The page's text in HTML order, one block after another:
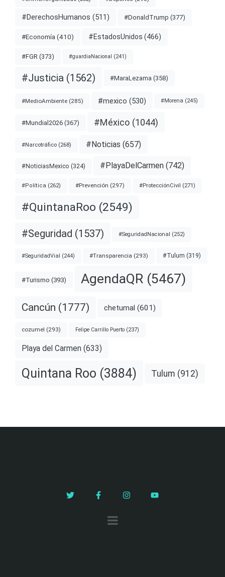
#DerechosHumanos (511) #DonaldTrump (377)
#Economía (410) #EstadosUnidos (466)
#FGR (373) #guardiaNacional (241)
#Justicia (1562) #MaraLezama (358)
#MedioAmbiente (285) #mexico (530) #Morena (245)
#Mundial2026 (367) #México (1044)
#Narcotráfico (268) #Noticias (657)
#NoticiasMexico (324) #PlayaDelCarmen (742)
#Política (262) #Prevención (297) #ProtecciónCivil (271)
#QuintanaRoo (2549)
#Seguridad (1537) #SeguridadNacional (252)
#SeguridadVial (244) #Transparencia (293) #Tulum (319)
#Turismo (393) AgendaQR (5467)
Cancún (1777) chetumal (601)
cozumel (293) Felipe Carrillo Puerto (237)
Playa del Carmen (633)
Quintana Roo (3884) Tulum (912)